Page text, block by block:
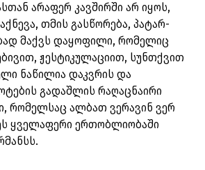
არაფერ კავშირში არ იყოს,
თმის გასწორება, პატარ-
მაქვს დაყოფილი, რომელიც
ჟესტიკულაციით, სუნთქვით
ნაწილია დაკვრის და
გადაშლის რაღაცნაირი
რომელსაც ალბათ ვერავინ ვერ
ყველაფერი ერთობლიობაში